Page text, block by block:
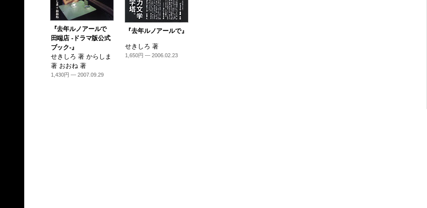
『去年ルノアールで
田端店 -ドラマ版公式
ブック-』
せきしろ 著 からしま
著 おおね 著
1,430円 — 2007.09.29
『去年ルノアールで』
せきしろ 著
1,650円 — 2006.02.23